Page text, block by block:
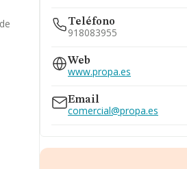
Teléfono
918083955
Web
www.propa.es
Email
comercial@propa.es